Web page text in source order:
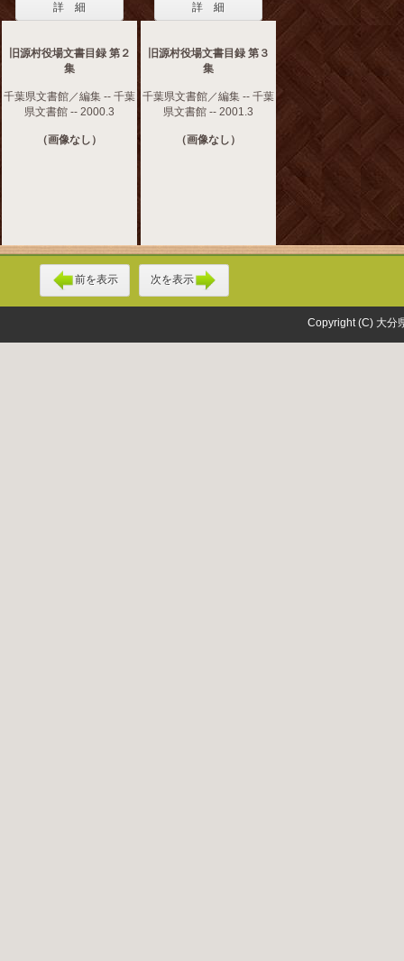
詳 細
旧源村役場文書目録 第２
集
千葉県文書館／編集 -- 千葉
県文書館 -- 2000.3
（画像なし）
詳 細
旧源村役場文書目録 第３
集
千葉県文書館／編集 -- 千葉
県文書館 -- 2001.3
（画像なし）
前を表示 次を表示
Copyright (C) 大分